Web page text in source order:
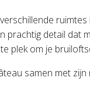
prachtig detail
plek om je
samen met zijn